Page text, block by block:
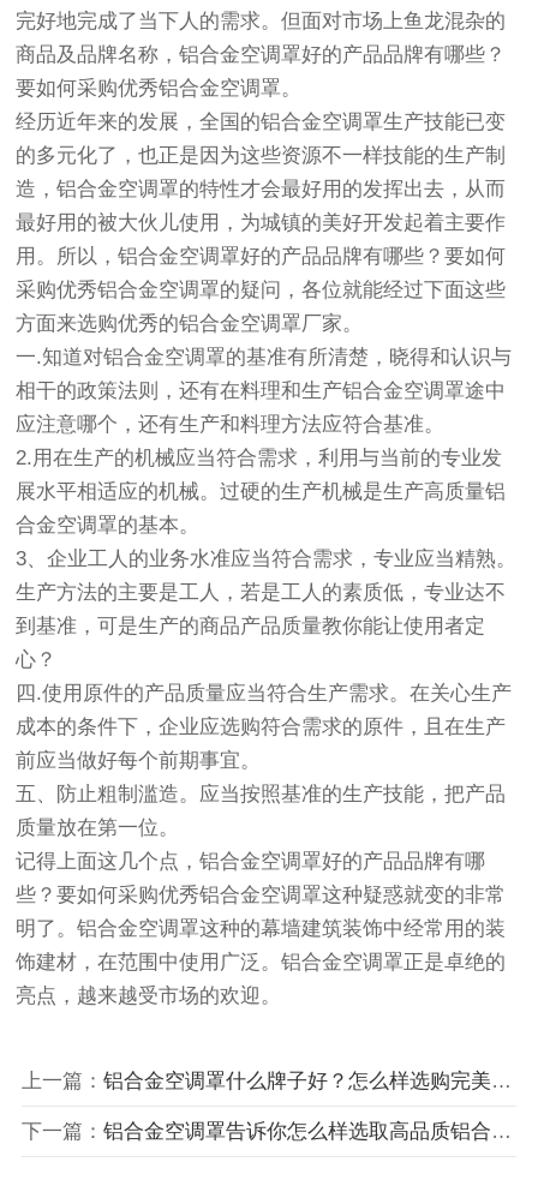
完好地完成了当下人的需求。但面对市场上鱼龙混杂的
商品及品牌名称，铝合金空调罩好的产品品牌有哪些？
要如何采购优秀铝合金空调罩。
经历近年来的发展，全国的铝合金空调罩生产技能已变
的多元化了，也正是因为这些资源不一样技能的生产制
造，铝合金空调罩的特性才会最好用的发挥出去，从而
最好用的被大伙儿使用，为城镇的美好开发起着主要作
用。所以，铝合金空调罩好的产品品牌有哪些？要如何
采购优秀铝合金空调罩的疑问，各位就能经过下面这些
方面来选购优秀的铝合金空调罩厂家。
一.知道对铝合金空调罩的基准有所清楚，晓得和认识与
相干的政策法则，还有在料理和生产铝合金空调罩途中
应注意哪个，还有生产和料理方法应符合基准。
2.用在生产的机械应当符合需求，利用与当前的专业发
展水平相适应的机械。过硬的生产机械是生产高质量铝
合金空调罩的基本。
3、企业工人的业务水准应当符合需求，专业应当精熟。
生产方法的主要是工人，若是工人的素质低，专业达不
到基准，可是生产的商品产品质量教你能让使用者定
心？
四.使用原件的产品质量应当符合生产需求。在关心生产
成本的条件下，企业应选购符合需求的原件，且在生产
前应当做好每个前期事宜。
五、防止粗制滥造。应当按照基准的生产技能，把产品
质量放在第一位。
记得上面这几个点，铝合金空调罩好的产品品牌有哪
些？要如何采购优秀铝合金空调罩这种疑惑就变的非常
明了。铝合金空调罩这种的幕墙建筑装饰中经常用的装
饰建材，在范围中使用广泛。铝合金空调罩正是卓绝的
亮点，越来越受市场的欢迎。
上一篇： 铝合金空调罩什么牌子好？怎么样选购完美铝合金空调罩
下一篇： 铝合金空调罩告诉你怎么样选取高品质铝合金空调罩